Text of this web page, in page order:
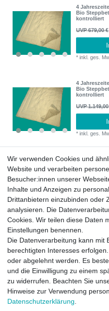
4
Bio
kontrolliert
UVP 679,00 €
*inkl. ges.
4
Bio
kontrolliert
UVP
*inkl. ges.
Neuheit
4
Bio
339,00 €
inkl. ges.
Neuheit
Bio
379,00
*inkl. ges.
Wir verwenden Cookies und
Website und verarbeiten
Besucher:innen unserer
Inhalte und Anzeigen zu
Drittanbietern einzubinden oder
analysieren. Die
Cookies. Wir teilen diese Daten
Einstellungen benennen.
Die Datenverarbeitung kann mit
berechtigten Interesses
oder abgelehnt werden. Es
und die Einwilligung zu einem
zu widerrufen. Beachten Sie
Hinweise zur Verwendung
Daten­schutz­erklärung